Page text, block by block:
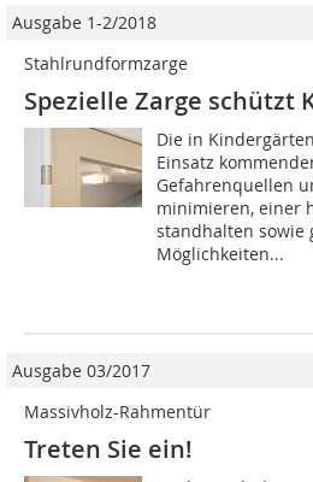
Ausgabe 1-2/2018
Stahlrundformzarge
Spezielle Zarge schützt
Die in
Einsatz
Gefahrenquellen
minimieren, einer
standhalten sowie
Möglichkeiten...
Ausgabe 03/2017
Massivholz-Rahmentür
Treten Sie ein!